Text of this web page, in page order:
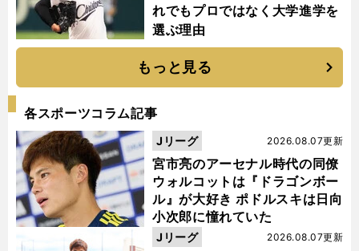
れでもプロではなく大学進学を
選ぶ理由
もっと見る
各スポーツコラム記事
宮市亮のアーセナル時代の同僚
ウォルコットは『ドラゴンボー
ル』が大好き ポドルスキは日向
小次郎に憧れていた
2026.08.07更新
Jリーグ
2026.08.07更新
Jリーグ